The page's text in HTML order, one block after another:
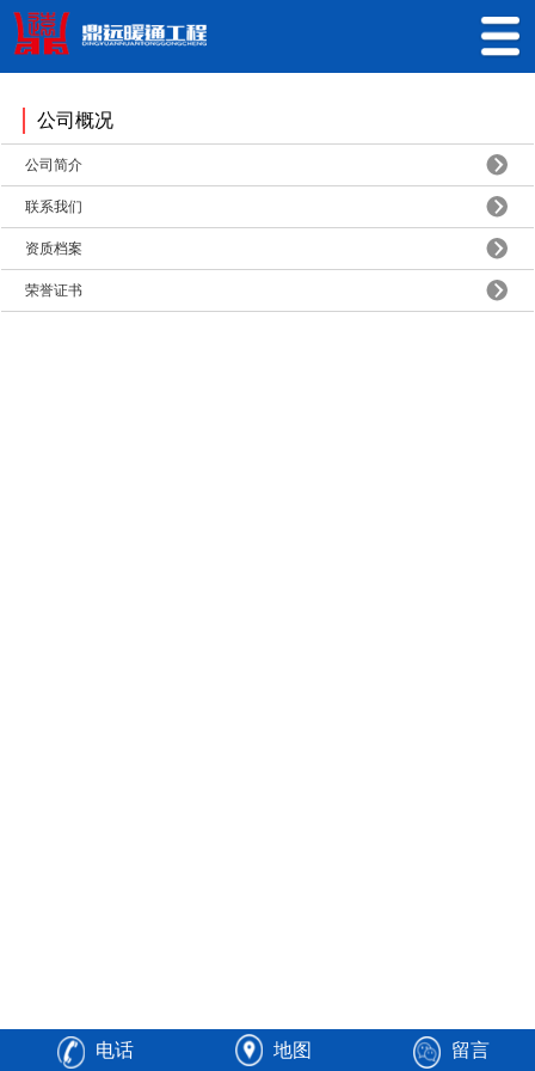
公司概况
公司简介
联系我们
资质档案
荣誉证书
电话 地图 留言